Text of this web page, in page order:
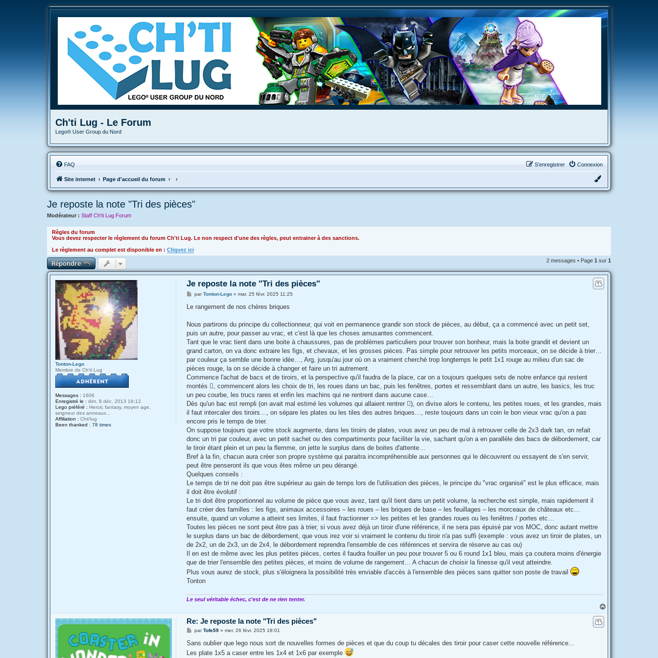
Ch'ti Lug - Le Forum
Lego® User Group du Nord
FAQ Connexion
S’enregistrer
Site internet Page d'accueil du forum
Je reposte la note "Tri des pièces"
Modérateur : Staff Ch'ti Lug Forum
Règles du forum
Vous devez respecter le règlement du forum Ch'ti Lug. Le non respect d'une des règles, peut entrainer à des sanctions.
Le règlement au complet est disponible en : Cliquez ici
Répondre 2 messages • Page 1 sur 1
Tonton-Lego
Membre de Ch'ti Lug
Messages : 1606
Enregistré le : dim. 8 déc. 2013 16:12
Lego préféré : Heroic fantasy, moyen age,
seigneur des anneaux...
Affiliation : Chti'lug
Been thanked : 78 times
Je reposte la note "Tri des pièces"
M
s
g
parTonton-Lego »mar. 25 févr. 2025 11:25
Le rangement de nos chères briques
Nous partirons du principe du collectionneur, qui voit en permanence grandir son stock de pièces, au début, ça a commencé avec un petit set,
puis un autre, pour passer au vrac, et c'est là que les choses amusantes commencent.
Tant que le vrac tient dans une boite à chaussures, pas de problèmes particuliers pour trouver son bonheur, mais la boite grandit et devient un
grand carton, on va donc extraire les figs, et chevaux, et les grosses pièces. Pas simple pour retrouver les petits morceaux, on se décide à trier…
par couleur ça semble une bonne idée…, Arg, jusqu'au jour où on a vraiment cherché trop longtemps le petit 1x1 rouge au milieu d'un sac de
pièces rouge, la on se décide à changer et faire un tri autrement.
Commence l'achat de bacs et de tiroirs, et la perspective qu'il faudra de la place, car on a toujours quelques sets de notre enfance qui restent
montés , commencent alors les choix de tri, les roues dans un bac, puis les fenêtres, portes et ressemblant dans un autre, les basics, les truc
un peu courbe, les trucs rares et enfin les machins qui ne rentrent dans aucune case…
Dès qu'un bac est rempli (on avait mal estimé les volumes qui allaient rentrer ), on divise alors le contenu, les petites roues, et les grandes, mais
il faut intercaler des tiroirs…, on sépare les plates ou les tiles des autres briques…, reste toujours dans un coin le bon vieux vrac qu'on a pas
encore pris le temps de trier.
On suppose toujours que votre stock augmente, dans les tiroirs de plates, vous avez un peu de mal à retrouver celle de 2x3 dark tan, on refait
donc un tri par couleur, avec un petit sachet ou des compartiments pour faciliter la vie, sachant qu'on a en parallèle des bacs de débordement, car
le tiroir étant plein et un peu la flemme, on jette le surplus dans de boites d'attente…
Bref à la fin, chacun aura créer son propre système qui paraitra incompréhensible aux personnes qui le découvrent ou essayent de s'en servir,
peut être penseront ils que vous êtes même un peu dérangé.
Quelques conseils :
Le temps de tri ne doit pas être supérieur au gain de temps lors de l'utilisation des pièces, le principe du "vrac organisé" est le plus efficace, mais
il doit être évolutif :
Le tri doit être proportionnel au volume de pièce que vous avez, tant qu'il tient dans un petit volume, la recherche est simple, mais rapidement il
faut créer des familles : les figs, animaux accessoires – les roues – les briques de base – les feuillages – les morceaux de châteaux etc…
ensuite, quand un volume a atteint ses limites, il faut fractionner => les petites et les grandes roues ou les fenêtres / portes etc…
Toutes les pièces ne sont peut être pas à trier, si vous avez déjà un tiroir d'une référence, il ne sera pas épuisé par vos MOC, donc autant mettre
le surplus dans un bac de débordement, que vous irez voir si vraiment le contenu du tiroir n'a pas suffi (exemple : vous avez un tiroir de plates, un
de 2x2, un de 2x3, un de 2x4, le débordement reprendra l'ensemble de ces références et servira de réserve au cas ou)
Il en est de même avec les plus petites pièces, certes il faudra fouiller un peu pour trouver 5 ou 6 round 1x1 bleu, mais ça coutera moins d'énergie
que de trier l'ensemble des petites pièces, et moins de volume de rangement… A chacun de choisir la finesse qu'il veut atteindre.
Plus vous aurez de stock, plus s'éloignera la possibilité très enviable d'accès à l'ensemble des pièces sans quitter son poste de travail
Tonton
Le seul véritable échec, c'est de ne rien tenter.
a
Re: Je reposte la note "Tri des pièces"
M
s
a
parTofe59 »mer. 26 févr. 2025 18:01
Sans oublier que lego nous sort de nouvelles formes de pièces et que du coup tu décales des tiroir pour caser cette nouvelle référence...
Les plate 1x5 a caser entre les 1x4 et 1x6 par exemple